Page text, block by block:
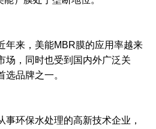
年来，美能MBR膜的应用率越来
场，同时也受到国内外广泛关
品牌之一。
事环保水处理的高新技术企业，